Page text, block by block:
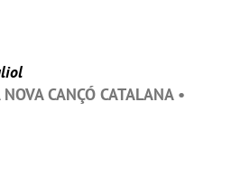
CANÇÓ CATALANA •